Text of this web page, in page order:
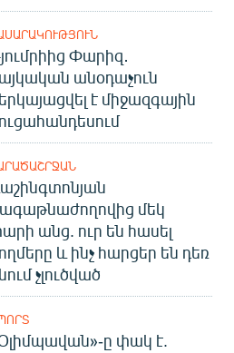
Փարիզ․
անօդաչուն
է միջազգային
մեկ
անց. ուր են հասել
և ինչ հարցեր են դեռ
չլուծված
ը փակ է.